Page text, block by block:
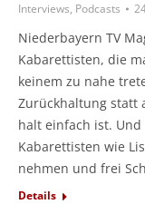
Interviews, Podcasts
Niederbayern TV
Kabarettisten, die
keinem zu nahe
Zurückhaltung statt
halt einfach ist. Und
Kabarettisten wie
nehmen und frei
Details